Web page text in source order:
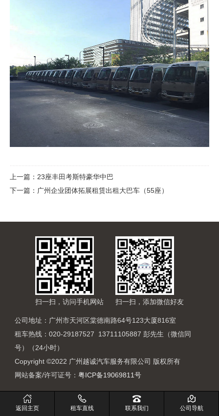
上一篇： 23座丰田考斯特豪华中巴
下一篇： 广州企业团体拓展租赁出租大巴车（55座）
扫一扫，访问手机网站 扫一扫，添加微信好友
公司地址：广州市天河区棠德南路64号123大厦816室
租车热线：020-29187527 13711105887 彭先生（微信同
号）（24小时）
Copyright ©2022 广州越诚汽车服务有限公司 版权所有
网站备案/许可证号： 粤ICP备19069811号
返回主页 租车直线 联系我们 公司导航